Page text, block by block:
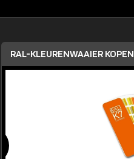
RAL-KLEURENWAAIER KOPEN